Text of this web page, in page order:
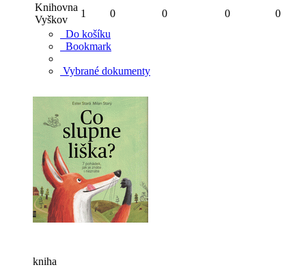
Knihovna
Vyškov
1 0 0 0
0
Do košíku
Bookmark
Vybrané dokumenty
kniha